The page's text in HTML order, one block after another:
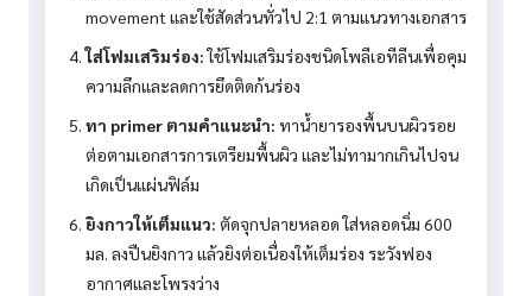
movement และใช้สัดส่วนทั่วไป 2:1 ตามแนวทางเอกสาร
ใส่โฟมเสริมร่อง:ใช้โฟมเสริมร่องชนิดโพลีเอทีลีนเพื่อคุม
ความลึกและลดการยึดติดก้นร่อง
ทา primer ตามคำแนะนำ: ทาน้ำยารองพื้นบนผิวรอย
ต่อตามเอกสารการเตรียมพื้นผิว และไม่ทามากเกินไปจน
เกิดเป็นแผ่นฟิล์ม
ยิงกาวให้เต็มแนว: ตัดจุกปลายหลอด ใส่หลอดนิ่ม 600
มล. ลงปืนยิงกาว แล้วยิงต่อเนื่องให้เต็มร่อง ระวังฟอง
อากาศและโพรงว่าง